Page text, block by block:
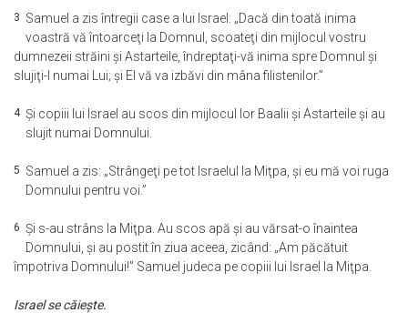
3 Samuel a zis întregii case a lui Israel: „Dacă din toată inima
voastră vă întoarceţi la Domnul, scoateţi din mijlocul vostru
dumnezeii străini şi Astarteile, îndreptaţi-vă inima spre Domnul şi
slujiţi-I numai Lui; şi El vă va izbăvi din mâna filistenilor.”
4 Şi copiii lui Israel au scos din mijlocul lor Baalii şi Astarteile şi au
slujit numai Domnului.
5 Samuel a zis: „Strângeţi pe tot Israelul la Miţpa, şi eu mă voi ruga
Domnului pentru voi.”
6 Şi s-au strâns la Miţpa. Au scos apă şi au vărsat-o înaintea
Domnului, şi au postit în ziua aceea, zicând: „Am păcătuit
împotriva Domnului!” Samuel judeca pe copiii lui Israel la Miţpa.
Israel se căieşte.